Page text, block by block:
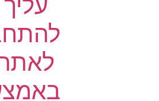
עליך
לאתר